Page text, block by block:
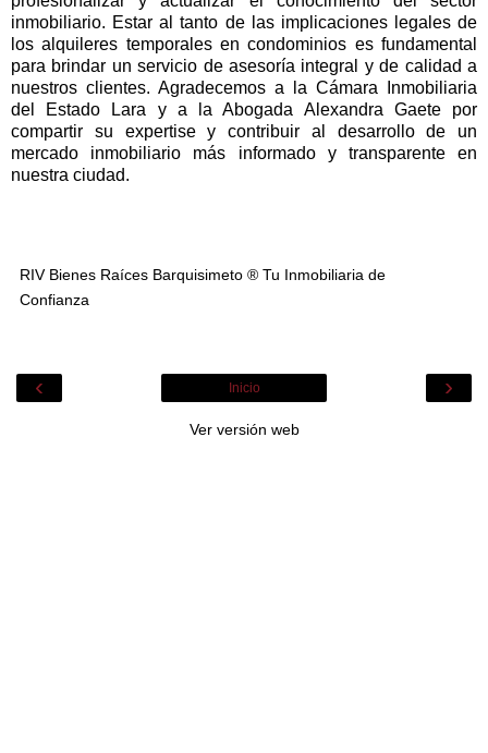
inmobiliario. Estar al tanto de las implicaciones legales de
los alquileres temporales en condominios es fundamental
para brindar un servicio de asesoría integral y de calidad a
nuestros clientes. Agradecemos a la Cámara Inmobiliaria
del Estado Lara y a la Abogada Alexandra Gaete por
compartir su expertise y contribuir al desarrollo de un
mercado inmobiliario más informado y transparente en
nuestra ciudad.
RIV Bienes Raíces Barquisimeto ® Tu Inmobiliaria de
Confianza
‹ ›
Inicio
Ver versión web